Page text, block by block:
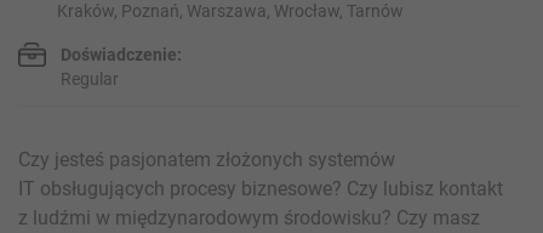
Kraków, Poznań, Warszawa, Wrocław, Tarnów
Doświadczenie:
Regular
Czy jesteś pasjonatem złożonych systemów
IT obsługujących procesy biznesowe? Czy lubisz kontakt
z ludźmi w międzynarodowym środowisku? Czy masz